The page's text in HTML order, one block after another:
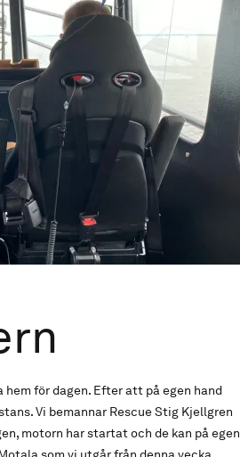
för dagen. Efter att på egen hand
Vi bemannar Rescue Stig Kjellgren
motorn har startat och de kan på egen